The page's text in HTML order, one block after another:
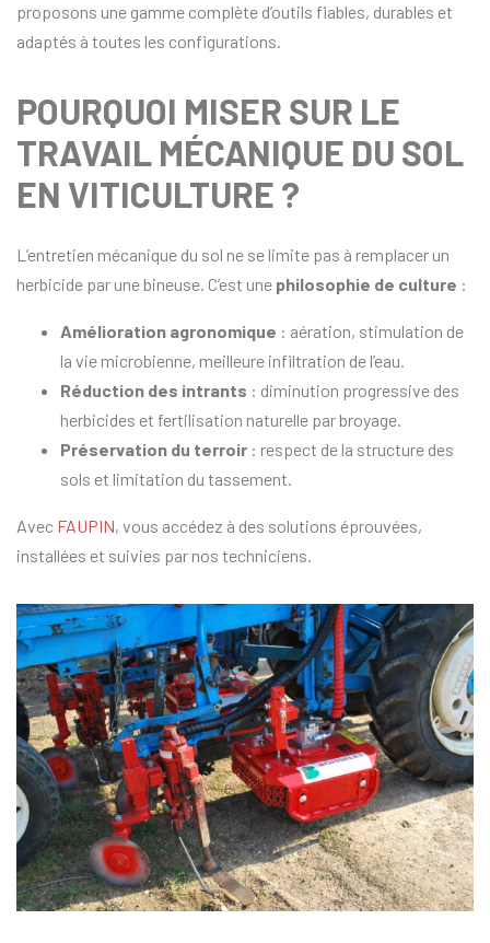
proposons une gamme complète d’outils fiables, durables et
adaptés à toutes les configurations.
POURQUOI MISER SUR LE
TRAVAIL MÉCANIQUE DU SOL
EN VITICULTURE ?
L’entretien mécanique du sol ne se limite pas à remplacer un
herbicide par une bineuse. C’est une philosophie de culture :
Amélioration agronomique : aération, stimulation de
la vie microbienne, meilleure infiltration de l’eau.
Réduction des intrants : diminution progressive des
herbicides et fertilisation naturelle par broyage.
Préservation du terroir : respect de la structure des
sols et limitation du tassement.
Avec FAUPIN, vous accédez à des solutions éprouvées,
installées et suivies par nos techniciens.